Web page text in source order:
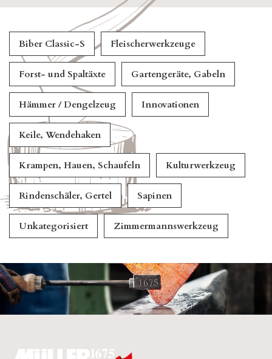
Biber Classic-S Fleischerwerkzeuge
Forst- und Spaltäxte Gartengeräte, Gabeln
Hämmer / Dengelzeug Innovationen
Keile, Wendehaken
Krampen, Hauen, Schaufeln Kulturwerkzeug
Rindenschäler, Gertel Sapinen
Unkategorisiert Zimmermannswerkzeug